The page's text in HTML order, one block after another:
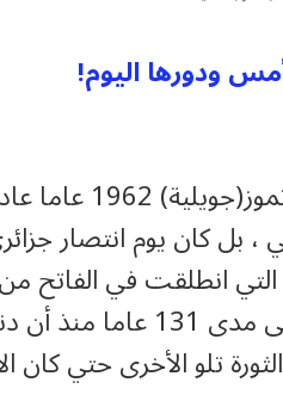
ودورها اليوم!
لم يكن الخامس
، بل كان يوم انتصار
ثورات الجزائر